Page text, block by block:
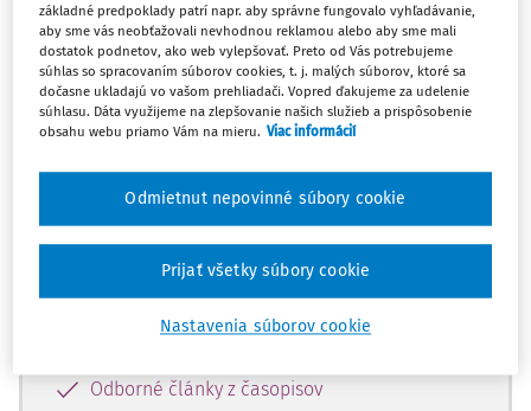
Celý odborný obsah z tejto oblasti je
dostupný predplatiteľom portálu.
Odomknite si prístup k odbornému
obsahu a získajte prístup na 10 dní
zdarma, stačí sa len zaregistrovať.
Vďaka registrácii získate prístup aj k
vybranému obsahu:
Odborné články z časopisov
základné predpoklady patrí napr. aby správne fungovalo vyhľadávanie,
aby sme vás neobťažovali nevhodnou reklamou alebo aby sme mali
dostatok podnetov, ako web vylepšovať. Preto od Vás potrebujeme
súhlas so spracovaním súborov cookies, t. j. malých súborov, ktoré sa
dočasne ukladajú vo vašom prehliadači. Vopred ďakujeme za udelenie
súhlasu. Dáta využijeme na zlepšovanie našich služieb a prispôsobenie
obsahu webu priamo Vám na mieru. Viac informácií
Nastavenia súborov cookie
Odmietnut nepovinné súbory cookie
Prijať všetky súbory cookie